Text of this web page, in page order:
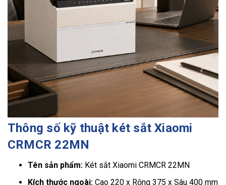
Thông số kỹ thuật két sắt Xiaomi
CRMCR 22MN
Tên sản phẩm: Két sắt Xiaomi CRMCR 22MN
Kích thước ngoài: Cao 220 x Rộng 375 x Sâu 400 mm